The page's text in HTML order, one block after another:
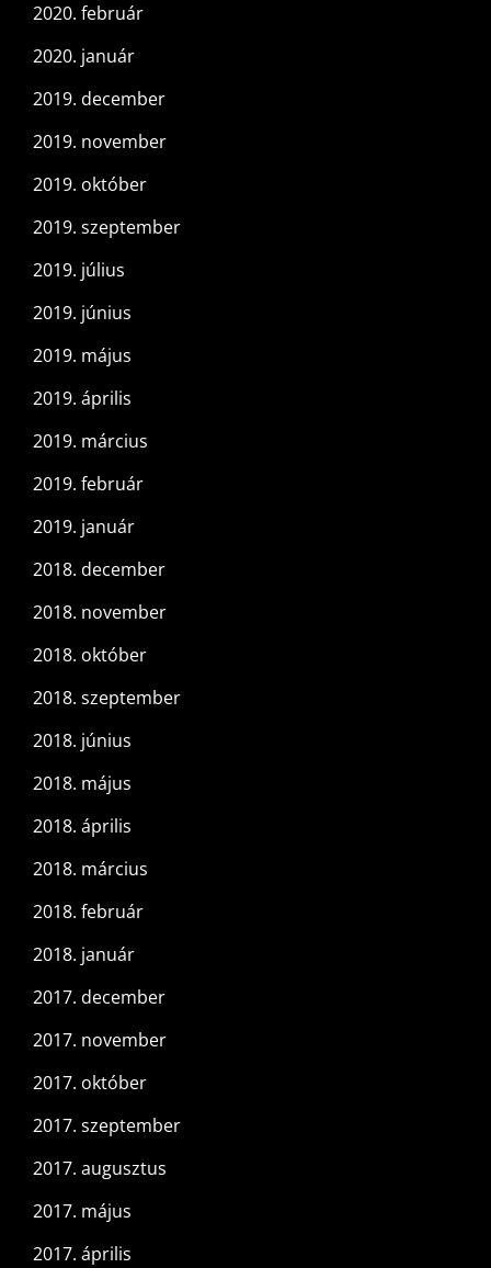
2020. február
2020. január
2019. december
2019. november
2019. október
2019. szeptember
2019. július
2019. június
2019. május
2019. április
2019. március
2019. február
2019. január
2018. december
2018. november
2018. október
2018. szeptember
2018. június
2018. május
2018. április
2018. március
2018. február
2018. január
2017. december
2017. november
2017. október
2017. szeptember
2017. augusztus
2017. május
2017. április